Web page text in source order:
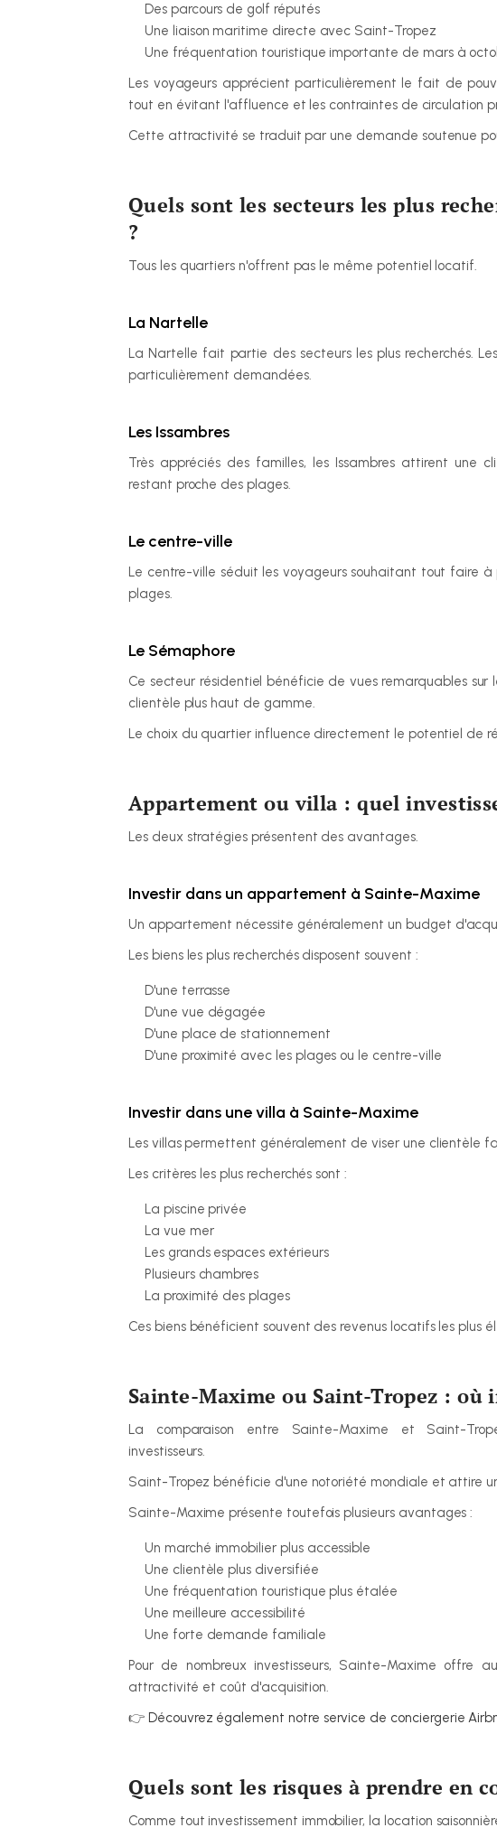
Des parcours de golf réputés
Une liaison maritime directe avec Saint-Tropez
Une fréquentation touristique importante de mars à
Les voyageurs apprécient particulièrement le fait de
tout en évitant l'affluence et les contraintes de circulation
Cette attractivité se traduit par une demande soutenue
Quels sont les secteurs les plus
?
Tous les quartiers n'offrent pas le même potentiel locatif.
La Nartelle
La Nartelle fait partie des secteurs les plus recherchés.
particulièrement demandées.
Les Issambres
Très appréciés des familles, les Issambres attirent une
restant proche des plages.
Le centre-ville
Le centre-ville séduit les voyageurs souhaitant tout faire
plages.
Le Sémaphore
Ce secteur résidentiel bénéficie de vues remarquables
clientèle plus haut de gamme.
Le choix du quartier influence directement le potentiel de
Appartement ou villa : quel
Les deux stratégies présentent des avantages.
Investir dans un appartement à Sainte-Maxime
Un appartement nécessite généralement un budget
Les biens les plus recherchés disposent souvent :
D'une terrasse
D'une vue dégagée
D'une place de stationnement
D'une proximité avec les plages ou le centre-ville
Investir dans une villa à Sainte-Maxime
Les villas permettent généralement de viser une clientèle
Les critères les plus recherchés sont :
La piscine privée
La vue mer
Les grands espaces extérieurs
Plusieurs chambres
La proximité des plages
Ces biens bénéficient souvent des revenus locatifs les plus
Sainte-Maxime ou Saint-Tropez : où
La comparaison entre Sainte-Maxime et Saint-
investisseurs.
Saint-Tropez bénéficie d'une notoriété mondiale et attire
Sainte-Maxime présente toutefois plusieurs avantages :
Un marché immobilier plus accessible
Une clientèle plus diversifiée
Une fréquentation touristique plus étalée
Une meilleure accessibilité
Une forte demande familiale
Pour de nombreux investisseurs, Sainte-Maxime offre
attractivité et coût d'acquisition.
👉 Découvrez également notre service de conciergerie
Quels sont les risques à prendre en
Comme tout investissement immobilier, la location